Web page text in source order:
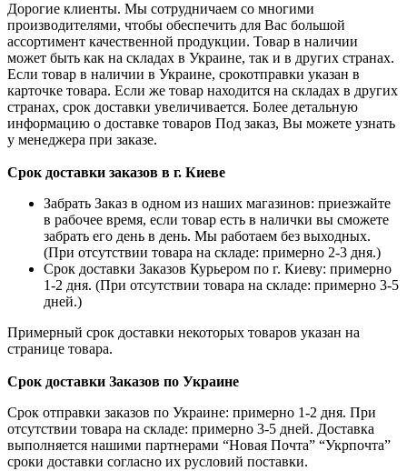
Дорогие клиенты. Мы сотрудничаем со многими
производителями, чтобы обеспечить для Вас большой
ассортимент качественной продукции. Товар в наличии
может быть как на складах в Украине, так и в других странах.
Если товар в наличии в Украине, срокотправки указан в
карточке товара. Если же товар находится на складах в других
странах, срок доставки увеличивается. Более детальную
информацию о доставке товаров Под заказ, Вы можете узнать
у менеджера при заказе.
Срок доставки заказов в г. Киеве
Забрать Заказ в одном из наших магазинов: приезжайте
в рабочее время, если товар есть в налички вы сможете
забрать его день в день. Мы работаем без выходных.
(При отсутствии товара на складе: примерно 2-3 дня.)
Срок доставки Заказов Курьером по г. Киеву: примерно
1-2 дня. (При отсутствии товара на складе: примерно 3-5
дней.)
Примерный срок доставки некоторых товаров указан на
странице товара.
Срок доставки Заказов по Украине
Срок отправки заказов по Украине: примерно 1-2 дня. При
отсутствии товара на складе: примерно 3-5 дней. Доставка
выполняется нашими партнерами “Новая Почта” “Укрпочта”
сроки доставки согласно их русловий поставки.